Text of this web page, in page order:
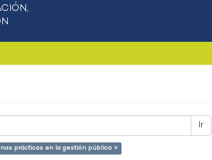
Ir
prácticas en la gestión pública ×